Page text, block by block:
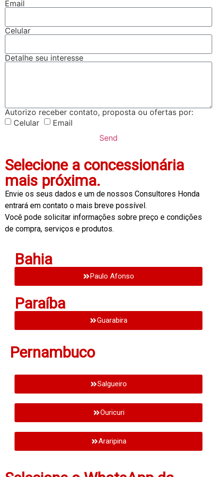
Email
Celular
Detalhe seu interesse
Autorizo receber contato, proposta ou ofertas por:
Celular
Email
Send
Selecione a concessionária
mais próxima.
Envie os seus dados e um de nossos Consultores Honda
entrará em contato o mais breve possível.
Você pode solicitar informações sobre preço e condições
de compra, serviços e produtos.
Bahia
Paulo Afonso
Paraíba
Guarabira
Pernambuco
Salgueiro
Ouricuri
Araripina